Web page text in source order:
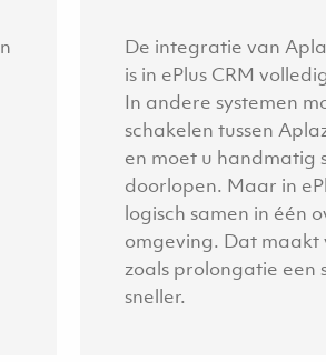
De integratie van
is in ePlus CRM
In andere systemen
schakelen tussen
en moet u handmatig
doorlopen. Maar in
logisch samen in één
omgeving. Dat maakt
zoals prolongatie een
sneller.